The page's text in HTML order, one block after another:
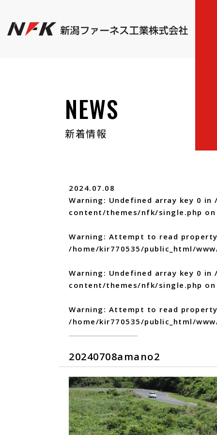
NEWS
新着情報
2024.07.08
Warning : Undefined array key 0 in
content/themes/nfk/single.php
Warning : Attempt to read
/home/kir770535/public_html/
Warning : Undefined array key 0 in
content/themes/nfk/single.php
Warning : Attempt to read
/home/kir770535/public_html/
20240708amano2